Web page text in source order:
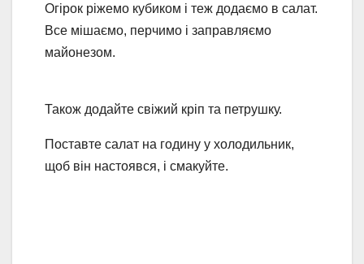
Огірок ріжемо кубиком і теж додаємо в салат.
Все мішаємо, перчимо і заправляємо
майонезом.
Також додайте свіжий кріп та петрушку.
Поставте салат на годину у холодильник,
щоб він настоявся, і смакуйте.